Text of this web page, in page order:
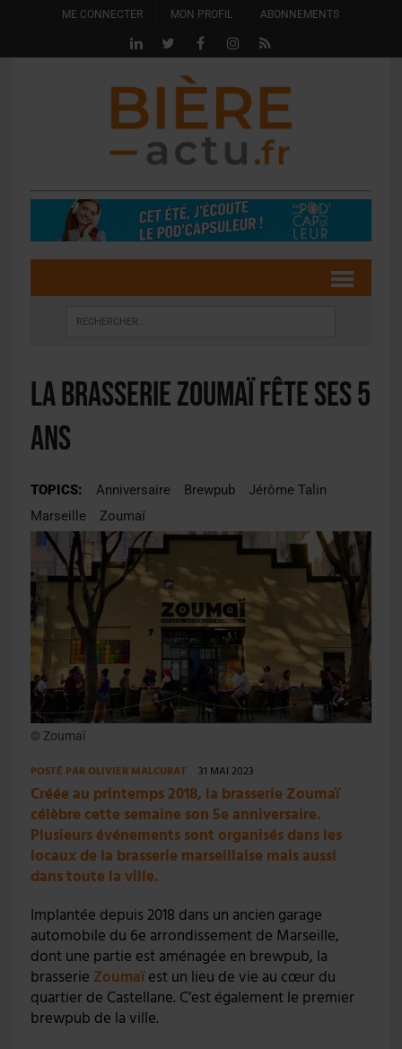
ME CONNECTER MON PROFIL ABONNEMENTS
La brasserie Zoumaï fête ses 5
ans
TOPICS: Anniversaire Brewpub
Jérôme Talin
Marseille
Zoumaï
© Zoumaï
POSTÉ PAROLIVIER MALCURAT 31 MAI 2023
Créée au printemps 2018, la brasserie Zoumaï
célèbre cette semaine son 5e anniversaire.
Plusieurs événements sont organisés dans les
locaux de la brasserie marseillaise mais aussi
dans toute la ville.
Implantée depuis 2018 dans un ancien garage
automobile du 6e arrondissement de Marseille,
dont une partie est aménagée en brewpub, la
brasserie Zoumaïest un lieu de vie au cœur du
quartier de Castellane. C’est également le premier
brewpub de la ville.